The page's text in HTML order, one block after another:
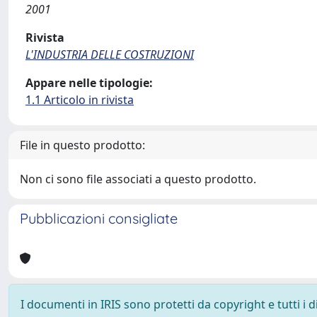
2001
Rivista
L'INDUSTRIA DELLE COSTRUZIONI
Appare nelle tipologie:
1.1 Articolo in rivista
File in questo prodotto:
Non ci sono file associati a questo prodotto.
Pubblicazioni consigliate
I documenti in IRIS sono protetti da copyright e tutti i